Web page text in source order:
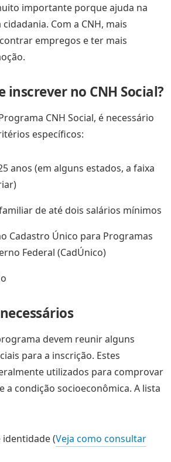
importante porque ajuda na
Com a CNH, mais
empregos e ter mais
inscrever no CNH Social?
CNH Social, é necessário
específicos:
anos (em alguns estados, a faixa
de até dois salários mínimos
Cadastro Único para Programas
Federal (CadÚnico)
devem reunir alguns
para a inscrição. Estes
utilizados para comprovar
a condição socioeconômica. A lista
(Veja como consultar